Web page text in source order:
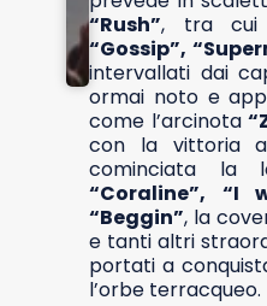
“Rush”, tra cui
“Gossip”,
intervallati dai
ormai noto e
come l’arcinota
con la vittoria
cominciata la
“Coraline”, “I
“Beggin”, la
e tanti altri
portati a
l’orbe terracqueo.